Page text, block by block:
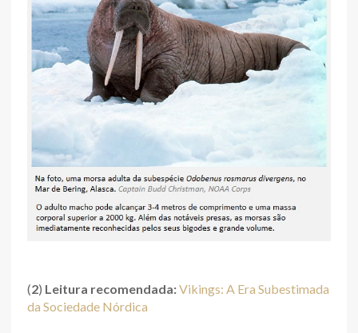
(2) Leitura recomendada:Vikings: A Era Subestimada
da Sociedade Nórdica